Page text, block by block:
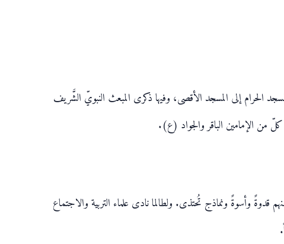
الحرام إلى المسجد الأقصى، وفيها ذكرى المبعث النبويّ الشَّريف
كلّ من الإمامين الباقر والجواد (ع).
قدوةً وأسوةً ونماذج تُحتذى. ولطالما نادى علماء التربية والاجتماع